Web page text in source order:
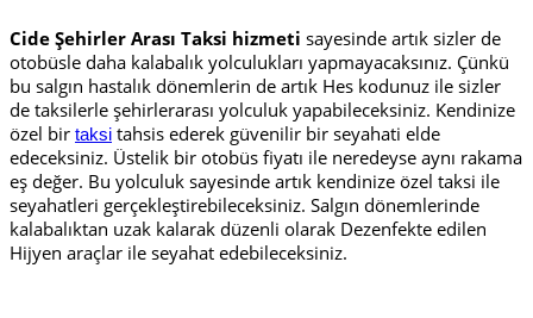
Cide Şehirler Arası Taksi hizmeti sayesinde artık sizler de
otobüsle daha kalabalık yolculukları yapmayacaksınız. Çünkü
bu salgın hastalık dönemlerin de artık Hes kodunuz ile sizler
de taksilerle şehirlerarası yolculuk yapabileceksiniz. Kendinize
özel bir taksi tahsis ederek güvenilir bir seyahati elde
edeceksiniz. Üstelik bir otobüs fiyatı ile neredeyse aynı rakama
eş değer. Bu yolculuk sayesinde artık kendinize özel taksi ile
seyahatleri gerçekleştirebileceksiniz. Salgın dönemlerinde
kalabalıktan uzak kalarak düzenli olarak Dezenfekte edilen
Hijyen araçlar ile seyahat edebileceksiniz.